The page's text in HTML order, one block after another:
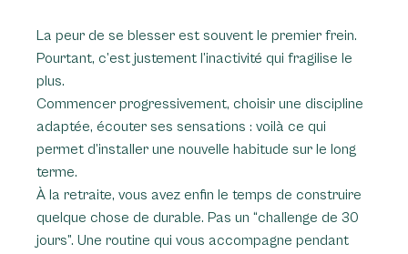
La peur de se blesser est souvent le premier frein.
Pourtant, c’est justement l’inactivité qui fragilise le
plus.
Commencer progressivement, choisir une discipline
adaptée, écouter ses sensations : voilà ce qui
permet d’installer une nouvelle habitude sur le long
terme.
À la retraite, vous avez enfin le temps de construire
quelque chose de durable. Pas un “challenge de 30
jours”. Une routine qui vous accompagne pendant